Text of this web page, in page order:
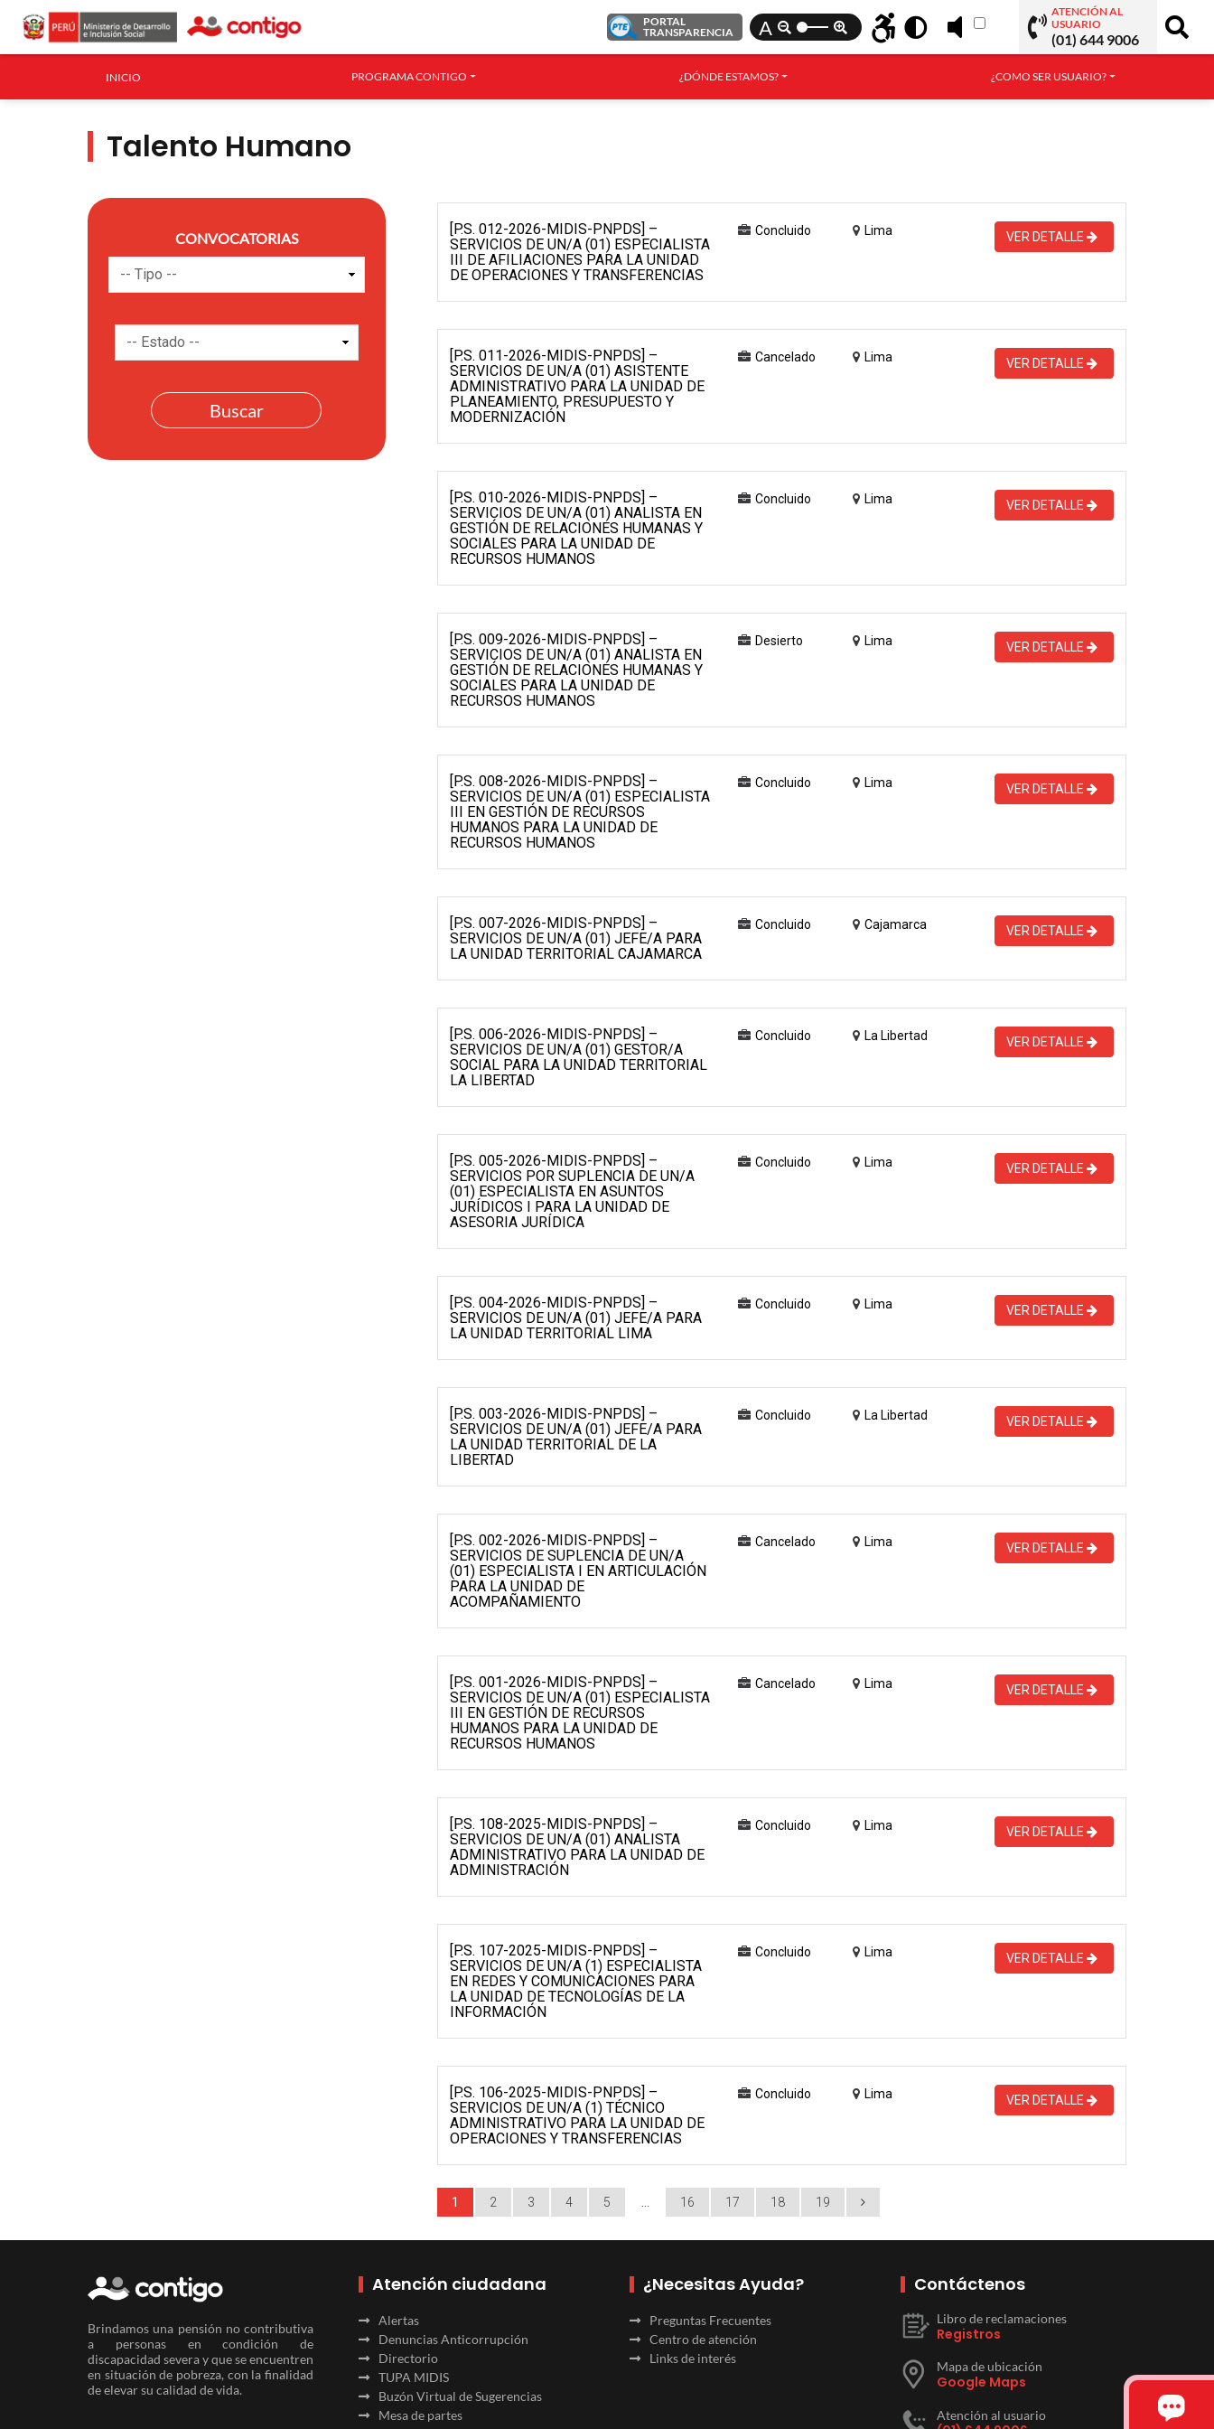
PORTAL
TRANSPARENCIA
A
ATENCIÓN AL
USUARIO
(01) 644 9006
INICIO PROGRAMA CONTIGO ¿DÓNDE ESTAMOS? ¿COMO SER USUARIO?
Talento Humano
CONVOCATORIAS
[P.S. 012-2026-MIDIS-PNPDS] –
SERVICIOS DE UN/A (01) ESPECIALISTA
III DE AFILIACIONES PARA LA UNIDAD
DE OPERACIONES Y TRANSFERENCIAS
Concluido Lima VER DETALLE
[P.S. 011-2026-MIDIS-PNPDS] –
SERVICIOS DE UN/A (01) ASISTENTE
ADMINISTRATIVO PARA LA UNIDAD DE
PLANEAMIENTO, PRESUPUESTO Y
MODERNIZACIÓN
Cancelado Lima VER DETALLE
[P.S. 010-2026-MIDIS-PNPDS] –
SERVICIOS DE UN/A (01) ANALISTA EN
GESTIÓN DE RELACIONES HUMANAS Y
SOCIALES PARA LA UNIDAD DE
RECURSOS HUMANOS
Concluido Lima VER DETALLE
[P.S. 009-2026-MIDIS-PNPDS] –
SERVICIOS DE UN/A (01) ANALISTA EN
GESTIÓN DE RELACIONES HUMANAS Y
SOCIALES PARA LA UNIDAD DE
RECURSOS HUMANOS
Desierto Lima VER DETALLE
[P.S. 008-2026-MIDIS-PNPDS] –
SERVICIOS DE UN/A (01) ESPECIALISTA
III EN GESTIÓN DE RECURSOS
HUMANOS PARA LA UNIDAD DE
RECURSOS HUMANOS
Concluido Lima VER DETALLE
[P.S. 007-2026-MIDIS-PNPDS] –
SERVICIOS DE UN/A (01) JEFE/A PARA
LA UNIDAD TERRITORIAL CAJAMARCA
Concluido Cajamarca VER DETALLE
[P.S. 006-2026-MIDIS-PNPDS] –
SERVICIOS DE UN/A (01) GESTOR/A
SOCIAL PARA LA UNIDAD TERRITORIAL
LA LIBERTAD
Concluido La Libertad VER DETALLE
[P.S. 005-2026-MIDIS-PNPDS] –
SERVICIOS POR SUPLENCIA DE UN/A
(01) ESPECIALISTA EN ASUNTOS
JURÍDICOS I PARA LA UNIDAD DE
ASESORIA JURÍDICA
Concluido Lima VER DETALLE
[P.S. 004-2026-MIDIS-PNPDS] –
SERVICIOS DE UN/A (01) JEFE/A PARA
LA UNIDAD TERRITORIAL LIMA
Concluido Lima VER DETALLE
[P.S. 003-2026-MIDIS-PNPDS] –
SERVICIOS DE UN/A (01) JEFE/A PARA
LA UNIDAD TERRITORIAL DE LA
LIBERTAD
Concluido La Libertad VER DETALLE
[P.S. 002-2026-MIDIS-PNPDS] –
SERVICIOS DE SUPLENCIA DE UN/A
(01) ESPECIALISTA I EN ARTICULACIÓN
PARA LA UNIDAD DE
ACOMPAÑAMIENTO
Cancelado Lima VER DETALLE
[P.S. 001-2026-MIDIS-PNPDS] –
SERVICIOS DE UN/A (01) ESPECIALISTA
III EN GESTIÓN DE RECURSOS
HUMANOS PARA LA UNIDAD DE
RECURSOS HUMANOS
Cancelado Lima VER DETALLE
[P.S. 108-2025-MIDIS-PNPDS] –
SERVICIOS DE UN/A (01) ANALISTA
ADMINISTRATIVO PARA LA UNIDAD DE
ADMINISTRACIÓN
Concluido Lima VER DETALLE
[P.S. 107-2025-MIDIS-PNPDS] –
SERVICIOS DE UN/A (1) ESPECIALISTA
EN REDES Y COMUNICACIONES PARA
LA UNIDAD DE TECNOLOGÍAS DE LA
INFORMACIÓN
Concluido Lima VER DETALLE
[P.S. 106-2025-MIDIS-PNPDS] –
SERVICIOS DE UN/A (1) TÉCNICO
ADMINISTRATIVO PARA LA UNIDAD DE
OPERACIONES Y TRANSFERENCIAS
Concluido Lima VER DETALLE
1 2 3 4 5 16 17 18 19
Brindamos una pensión no contributiva
a personas en condición de
discapacidad severa y que se encuentren
en situación de pobreza, con la finalidad
de elevar su calidad de vida.
Atención ciudadana
Alertas
Denuncias Anticorrupción
Directorio
TUPA MIDIS
Buzón Virtual de Sugerencias
Mesa de partes
¿Necesitas Ayuda?
Preguntas Frecuentes
Centro de atención
Links de interés
Contáctenos
Libro de reclamaciones
Registros
Mapa de ubicación
Google Maps
Atención al usuario